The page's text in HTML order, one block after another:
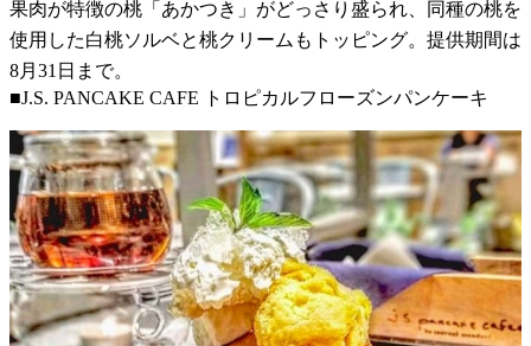
果肉が特徴の桃「あかつき」がどっさり盛られ、同種の桃を
使用した白桃ソルベと桃クリームもトッピング。提供期間は
8月31日まで。
■J.S. PANCAKE CAFE トロピカルフローズンパンケーキ